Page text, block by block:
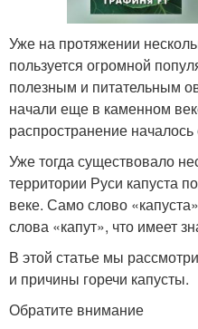
Уже на протяжении
пользуется огромной
полезным и питательным
начали еще в каменном
распространение
Уже тогда существовало
территории Руси капуста
веке. Само слово
слова «капут», что имеет
В этой статье мы
и причины горечи капусты.
Обратите внимание